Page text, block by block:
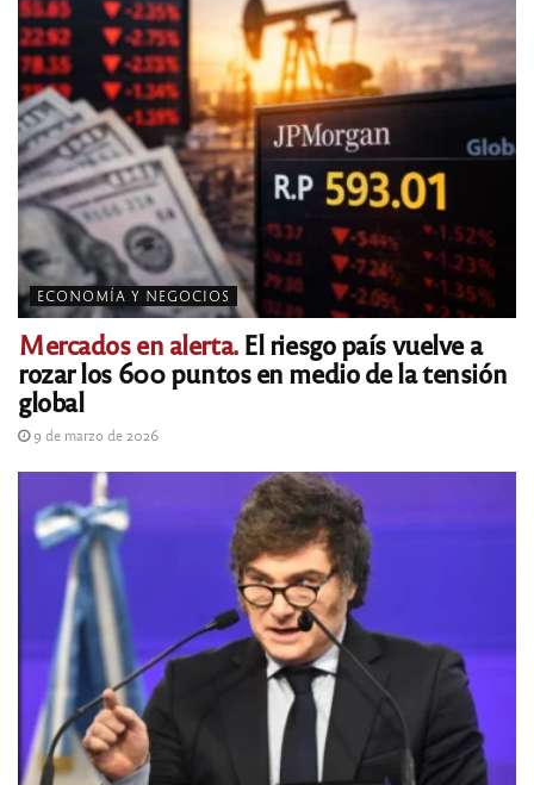
ECONOMÍA Y NEGOCIOS
Mercados en alerta.El riesgo país vuelve a
rozar los 600 puntos en medio de la tensión
global
9 de marzo de 2026